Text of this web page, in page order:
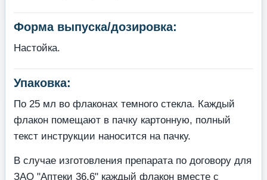
Форма выпуска/дозировка:
Настойка.
Упаковка:
По 25 мл во флаконах темного стекла. Каждый
флакон помещают в пачку картонную, полный
текст инструкции наносится на пачку.
В случае изготовления препарата по договору для
ЗАО "Аптеки 36,6" каждый флакон вместе с